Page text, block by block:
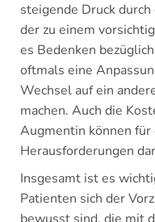
steigende Druck
der zu einem
es Bedenken
oftmals eine
Wechsel auf ein
machen. Auch die
Augmentin können
Herausforderungen
Insgesamt ist es
Patienten sich der